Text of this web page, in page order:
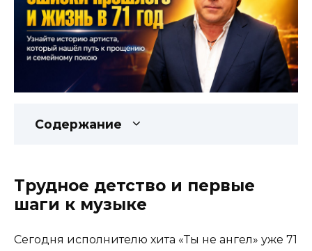
Содержание
Трудное детство и первые
шаги к музыке
Сегодня исполнителю хита «Ты не ангел» уже 71